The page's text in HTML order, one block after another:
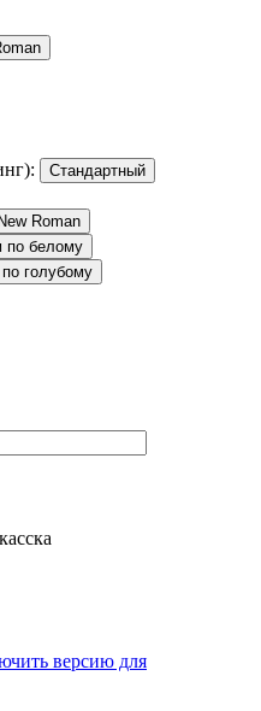
Стандартный
Roman
по белому
голубому
версию для